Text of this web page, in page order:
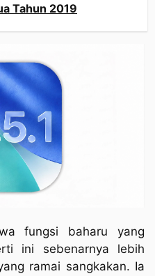
Tahun 2019
fungsi baharu yang
ini sebenarnya lebih
ramai sangkakan. Ia